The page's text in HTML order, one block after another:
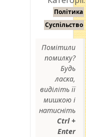
Політика
Суспільство
Помітили
помилку?
Будь
ласка,
виділіть її
мишкою і
натисніть
Ctrl +
Enter